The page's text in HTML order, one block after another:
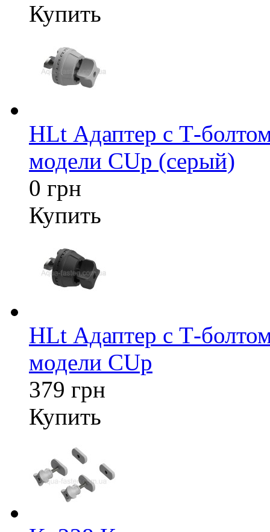
Купить
HLt Адаптер c Т-
модели CUp (серый)
0 грн
Купить
HLt Адаптер c Т-
модели CUp
379 грн
Купить